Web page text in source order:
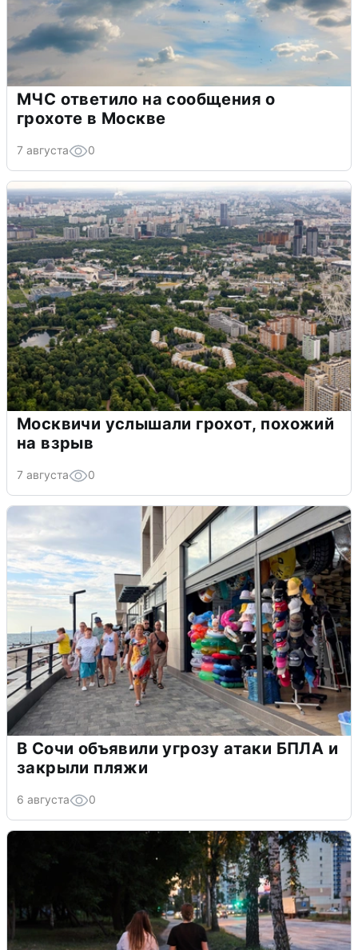
МЧС ответило на сообщения о
грохоте в Москве
7 августа 0
Москвичи услышали грохот, похожий
на взрыв
7 августа 0
В Сочи объявили угрозу атаки БПЛА и
закрыли пляжи
6 августа 0